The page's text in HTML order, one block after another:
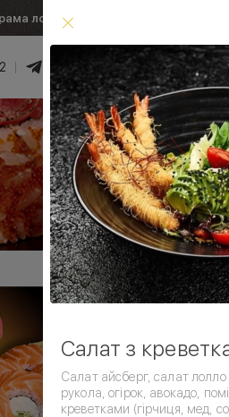
лояльності
0 ₴
Салат з
Салат айсберг, салат
рукола, огірок, авокадо,
креветками (гірчиця, мед,